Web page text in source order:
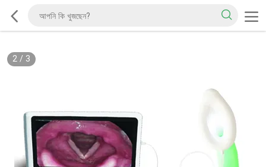
2/ 3